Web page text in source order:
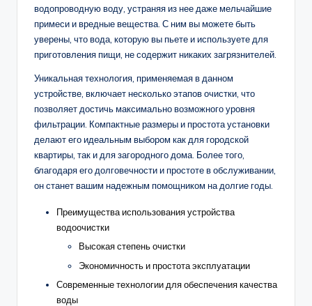
водопроводную воду, устраняя из нее даже мельчайшие
примеси и вредные вещества. С ним вы можете быть
уверены, что вода, которую вы пьете и используете для
приготовления пищи, не содержит никаких загрязнителей.
Уникальная технология, применяемая в данном
устройстве, включает несколько этапов очистки, что
позволяет достичь максимально возможного уровня
фильтрации. Компактные размеры и простота установки
делают его идеальным выбором как для городской
квартиры, так и для загородного дома. Более того,
благодаря его долговечности и простоте в обслуживании,
он станет вашим надежным помощником на долгие годы.
Преимущества использования устройства
водоочистки
Высокая степень очистки
Экономичность и простота эксплуатации
Современные технологии для обеспечения качества
воды